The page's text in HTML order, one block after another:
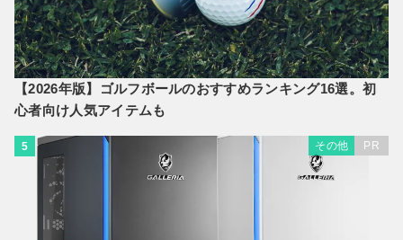
【2026年版】ゴルフボールのおすすめランキング16選。初
心者向け人気アイテムも
5 その他 PR